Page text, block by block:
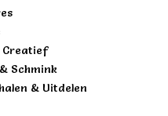
Creatief
Schmink
& Uitdelen